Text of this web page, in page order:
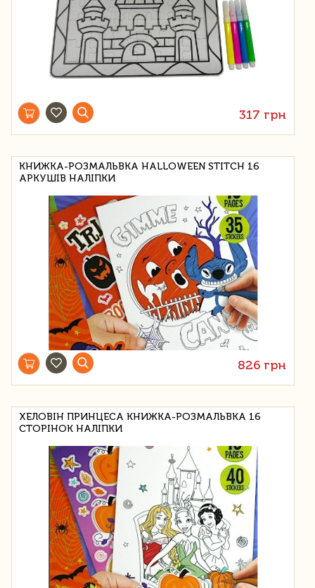
317 грн
КНИЖКА-РОЗМАЛЬВКА HALLOWEEN STITCH 16
АРКУШІВ НАЛІПКИ
826 грн
ХЕЛОВІН ПРИНЦЕСА КНИЖКА-РОЗМАЛЬВКА 16
СТОРІНОК НАЛІПКИ